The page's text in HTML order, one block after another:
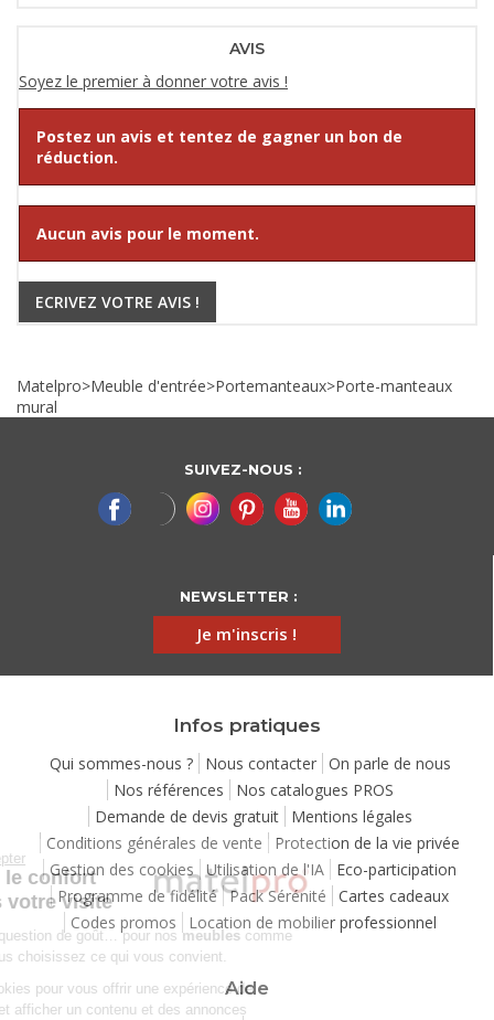
AVIS
Soyez le premier à donner votre avis !
Postez un avis et tentez de gagner un bon de
réduction.
Aucun avis pour le moment.
ECRIVEZ VOTRE AVIS !
Matelpro>Meuble d'entrée>Portemanteaux>Porte-manteaux
mural
SUIVEZ-NOUS :
NEWSLETTER :
Je m'inscris !
Infos pratiques
Qui sommes-nous ? Nous contacter
On parle de nous
Nos références
Nos catalogues PROS
Demande de devis gratuit
Mentions légales
Conditions générales de vente
Protection de la vie privée
Gestion des cookies Utilisation de l'IA
Eco-participation
Programme de fidélité Pack Sérénité
Cartes cadeaux
Codes promos
Location de mobilier professionnel
Aide
Continuer sans accepter
Chez Matelpro, le confort
commence dès votre visite
Leconfort, c'est une question de goût… pour nos
pour nos cookies ! Vous choisissez ce qui vous convient.
Nous utilisons des cookies pour vous offrir une expérience de
navigation moelleuse et afficher un contenu et des annonces